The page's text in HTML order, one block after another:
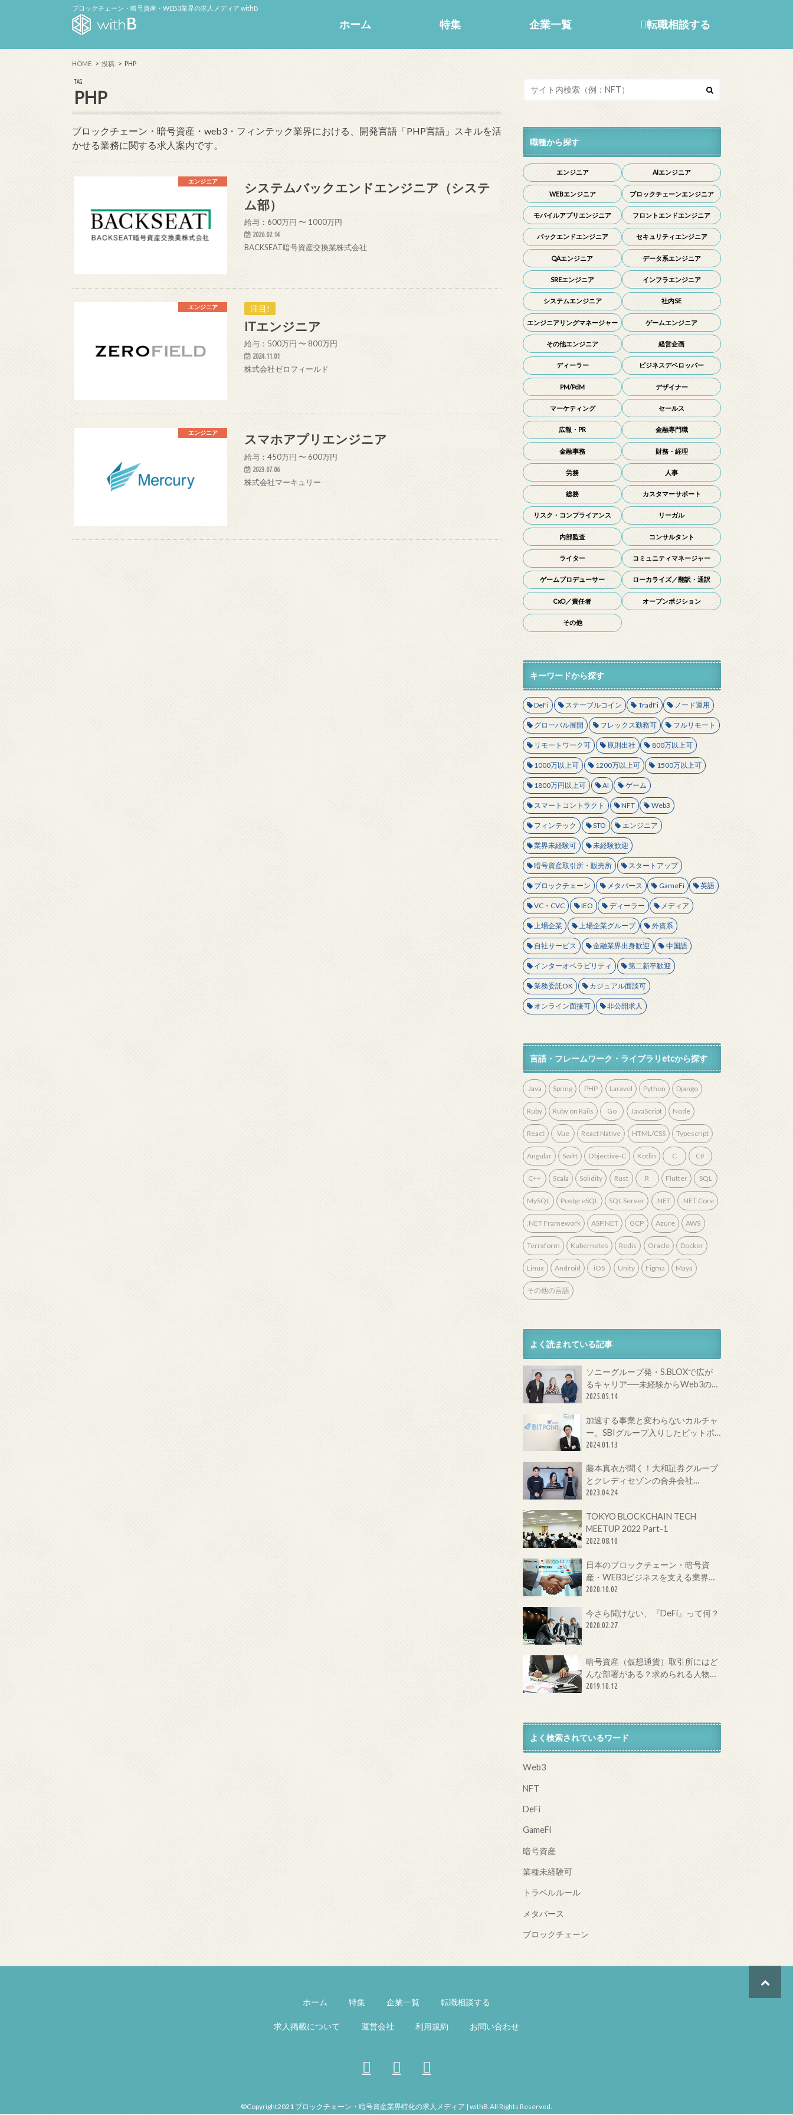
ブロックチェーン・暗号資産・WEB3業界の求人メディア withB
ホーム 特集 企業一覧 転職相談する
HOME 投稿 PHP
TAG
PHP
ブロックチェーン・暗号資産・web3・フィンテック業界における、開発言語「PHP言語」スキルを活
かせる業務に関する求人案内です。
エンジニア
システムバックエンドエンジニア（システ
ム部）
給与：600万円 〜 1000万円
2026.02.14
BACKSEAT暗号資産交換業株式会社
エンジニア 注目!
ITエンジニア
給与：500万円 〜 800万円
2024.11.01
株式会社ゼロフィールド
エンジニア スマホアプリエンジニア
給与：450万円 〜 600万円
2023.07.06
株式会社マーキュリー
職種から探す
エンジニア AIエンジニア
WEBエンジニア ブロックチェーンエンジニア
モバイルアプリエンジニア フロントエンドエンジニア
バックエンドエンジニア セキュリティエンジニア
QAエンジニア データ系エンジニア
SREエンジニア インフラエンジニア
システムエンジニア 社内SE
エンジニアリングマネージャー ゲームエンジニア
その他エンジニア 経営企画
ディーラー ビジネスデベロッパー
PM/PdM デザイナー
マーケティング セールス
広報・PR 金融専門職
金融事務 財務・経理
労務 人事
総務 カスタマーサポート
リスク・コンプライアンス リーガル
内部監査 コンサルタント
ライター コミュニティマネージャー
ゲームプロデューサー ローカライズ／翻訳・通訳
CxO／責任者 オープンポジション
その他
キーワードから探す
DeFi ステーブルコイン TradFi ノード運用
グローバル展開 フレックス勤務可 フルリモート
リモートワーク可 原則出社 800万以上可
1000万以上可 1200万以上可 1500万以上可
1800万円以上可 AI ゲーム
スマートコントラクト NFT Web3
フィンテック STO エンジニア
業界未経験可 未経験歓迎
暗号資産取引所・販売所 スタートアップ
ブロックチェーン メタバース GameFi 英語
VC・CVC IEO ディーラー メディア
上場企業 上場企業グループ 外資系
自社サービス 金融業界出身歓迎 中国語
インターオペラビリティ 第二新卒歓迎
業務委託OK カジュアル面談可
オンライン面接可 非公開求人
言語・フレームワーク・ライブラリetcから探す
Java Spring PHP Laravel Python Django
Ruby Ruby on Rails Go JavaScript Node
React Vue React Native HTML/CSS Typescript
Angular Swift Objective-C Kotlin C C#
C++ Scala Solidity Rust R Flutter SQL
MySQL PostgreSQL SQL Server .NET .NET Core
.NET Framework ASP.NET GCP Azure AWS
Terraform Kubernetes Redis Oracle Docker
Linux Android iOS Unity Figma Maya
その他の言語
よく読まれている記事
ソニーグループ発・S.BLOXで広が
るキャリア──未経験からWeb3の最
前線へ
2025.05.14
加速する事業と変わらないカルチャ
ー。SBIグループ入りしたビットポ
イントジャパンの今をCTOに聞いて
2024.01.13
藤本真衣が聞く！大和証券グループ
とクレディセゾンの合弁会社
Fintertechが目指す次世代金融サー
2023.04.24
TOKYO BLOCKCHAIN TECH
MEETUP 2022 Part-1
2022.08.10
日本のブロックチェーン・暗号資
産・WEB3ビジネスを支える業界団
体とは？
2020.10.02
今さら聞けない、『DeFi』って何？
2020.02.27
暗号資産（仮想通貨）取引所にはど
んな部署がある？求められる人物像
は？
2019.10.12
よく検索されているワード
Web3
NFT
DeFi
GameFi
暗号資産
業種未経験可
トラベルルール
メタバース
ブロックチェーン
ホーム 特集 企業一覧 転職相談する
求人掲載について 運営会社 利用規約 お問い合わせ
©Copyright2021 ブロックチェーン・暗号資産業界特化の求人メディア | withB.All Rights Reserved.